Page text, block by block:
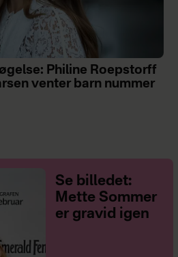
Philine Roepstorff
venter barn nummer
Se billedet:
Mette Sommer
er gravid igen